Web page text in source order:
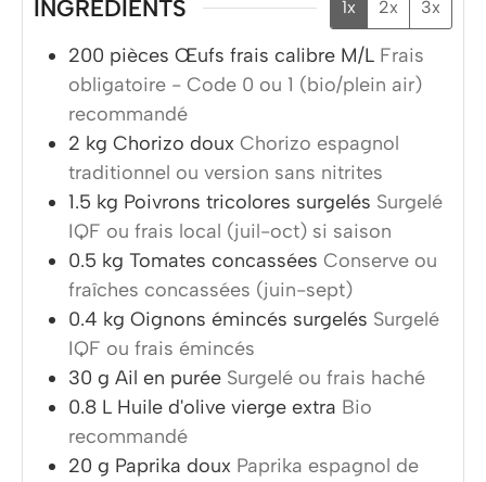
INGRÉDIENTS 1x 2x 3x
200 pièces Œufs frais calibre M/L Frais
obligatoire - Code 0 ou 1 (bio/plein air)
recommandé
2 kg Chorizo doux Chorizo espagnol
traditionnel ou version sans nitrites
1.5 kg Poivrons tricolores surgelés Surgelé
IQF ou frais local (juil-oct) si saison
0.5 kg Tomates concassées Conserve ou
fraîches concassées (juin-sept)
0.4 kg Oignons émincés surgelés Surgelé
IQF ou frais émincés
30 g Ail en purée Surgelé ou frais haché
0.8 L Huile d'olive vierge extra Bio
recommandé
20 g Paprika doux Paprika espagnol de